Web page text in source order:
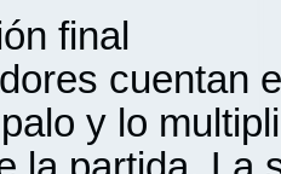
final
cuentan
y lo